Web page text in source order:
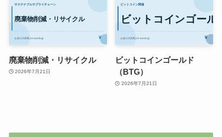
廃棄物削減・リサイクル
2026年7月21日
ビットコインゴールド
（BTG）
2026年7月21日